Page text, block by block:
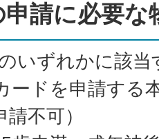
請に必要な
いずれかに該
ードを申請する
不可）